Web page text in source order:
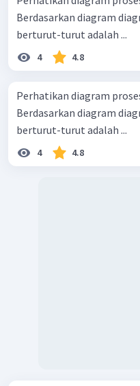
Berdasarkan diagram
berturut-turut adalah ...
4 4.8
Perhatikan diagram
Berdasarkan diagram
berturut-turut adalah ...
4 4.8